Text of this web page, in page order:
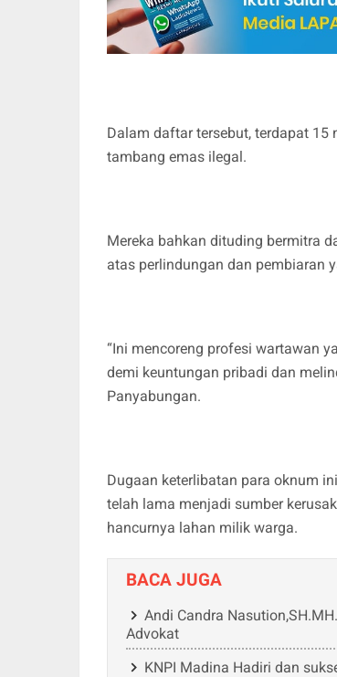
Dalam daftar tersebut, terdapat
tambang emas ilegal.
Mereka bahkan dituding bermitra
atas perlindungan dan pembiaran
“Ini mencoreng profesi wartawan
demi keuntungan pribadi dan
Panyabungan.
Dugaan keterlibatan para oknum
telah lama menjadi sumber
hancurnya lahan milik warga.
BACA JUGA
Andi Candra
Advokat
KNPI Madina Hadiri dan